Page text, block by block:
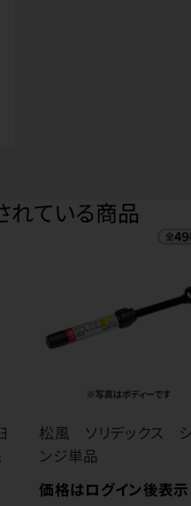
れている商品
松風 ソリデックス
ンジ単品
価格はログイン後表示